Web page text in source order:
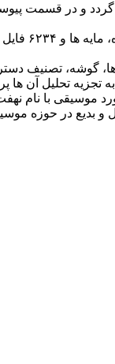
گردد و در قسمت
وی خاطرنشان کرد:
گوشه، تصنیف
تجزیه تحلیل آن ها
و بدیع در